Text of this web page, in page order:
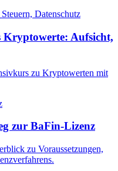
Kryptowerte: Aufsicht,
zu Kryptowerten mit
zur BaFin-Lizenz
zu Voraussetzungen,